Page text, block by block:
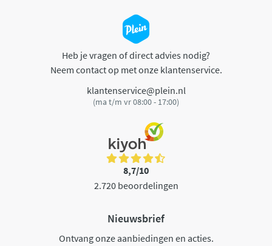
Heb je vragen of direct advies nodig?
Neem contact op met onze klantenservice.
klantenservice@plein.nl
(ma t/m vr 08:00 - 17:00)
8,7/10
2.720 beoordelingen
Nieuwsbrief
Ontvang onze aanbiedingen en acties.